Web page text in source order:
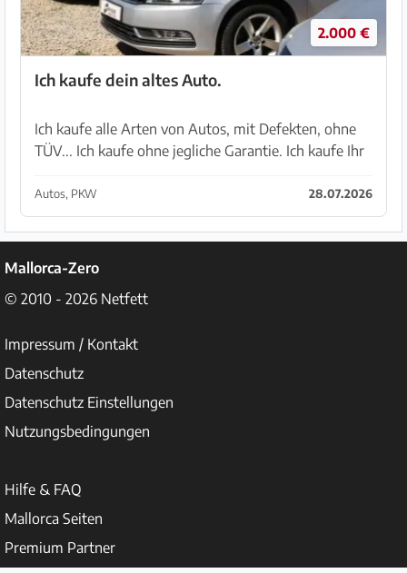
2.000 €
Ich kaufe dein altes Auto.
Ich kaufe alle Arten von Autos, mit Defekten, ohne
TÜV... Ich kaufe ohne jegliche Garantie. Ich kaufe Ihr
Fahrzeugpapiere. Zögern Sie nicht, mich zu ko...
Autos, PKW 28.07.2026
Mallorca-Zero
© 2010 - 2026 Netfett
Impressum / Kontakt
Datenschutz
Datenschutz Einstellungen
Nutzungsbedingungen
Hilfe & FAQ
Mallorca Seiten
Premium Partner